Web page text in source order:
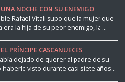
NOCHE CON SU ENEMIGO
Rafael Vitali supo que la mujer que
era la hija de su peor enemigo, la ...
PRÍNCIPE CASCANUECES
dejado de querer al padre de su
haberlo visto durante casi siete años...